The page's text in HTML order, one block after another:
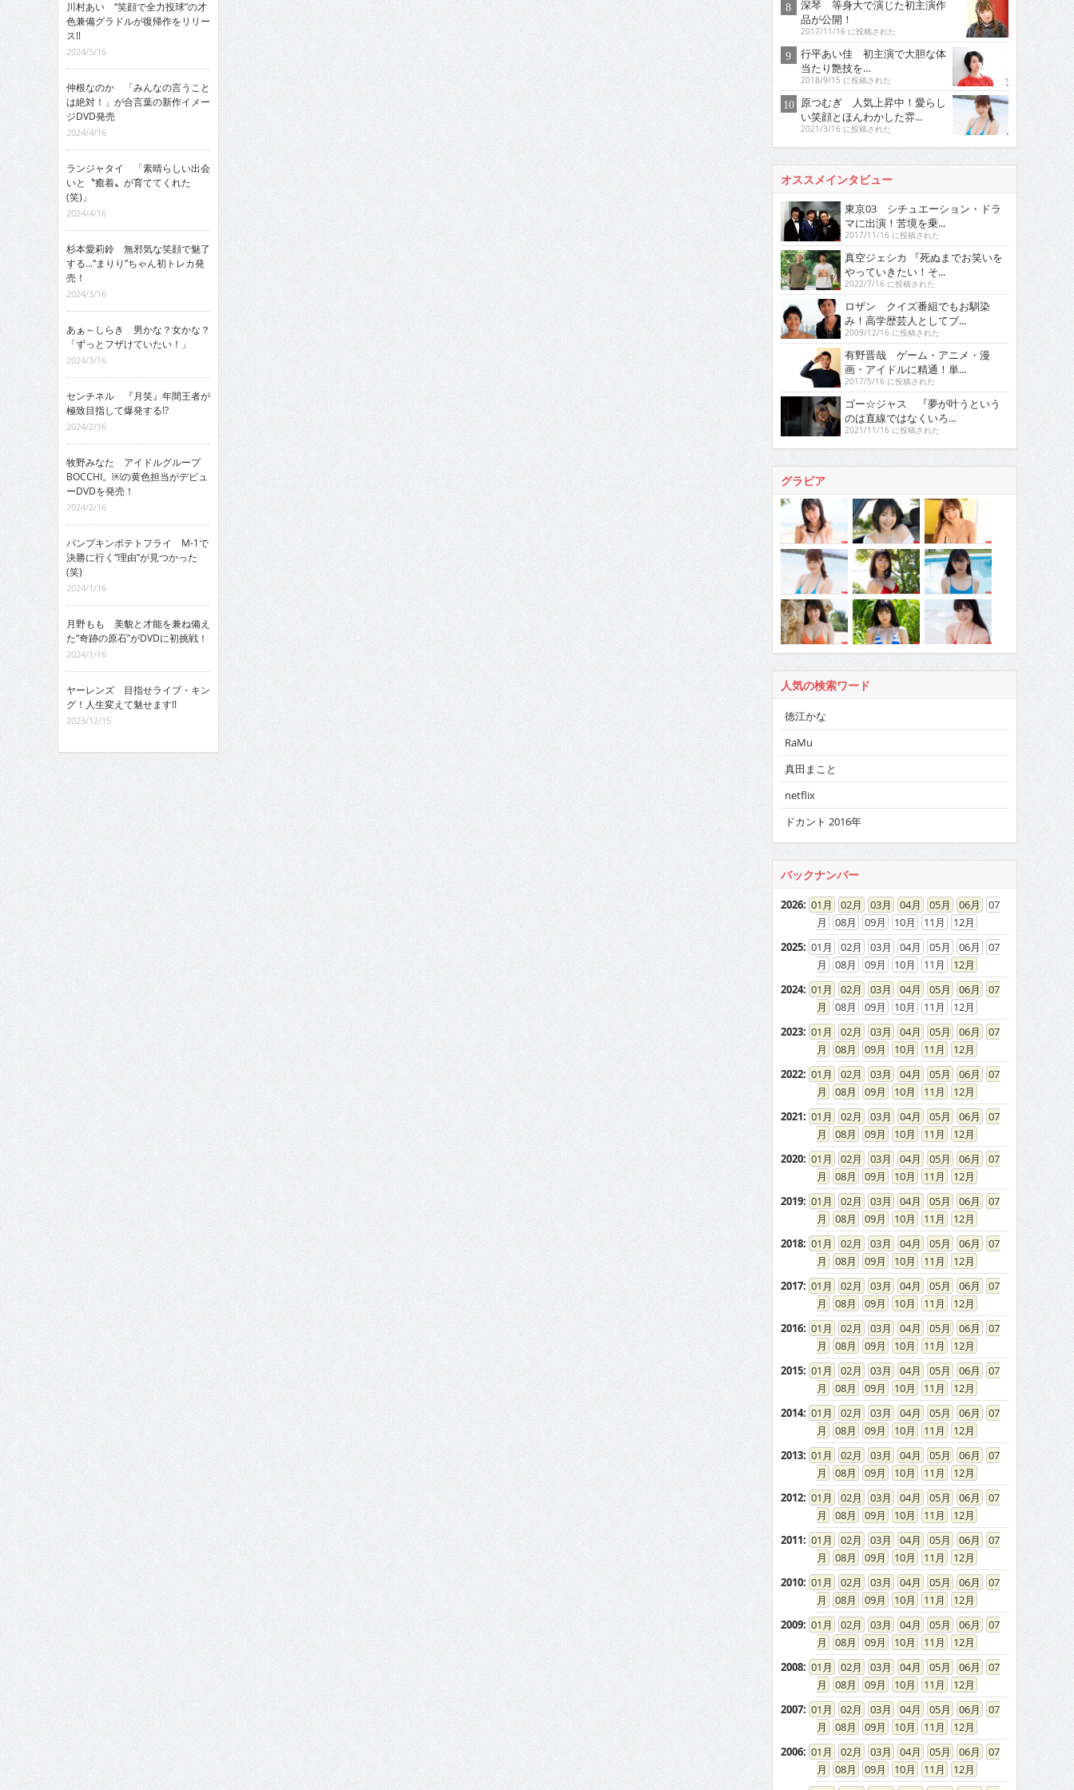
川村あい “笑顔で全力投球”の才
色兼備グラドルが復帰作をリリー
ス!!
2024/5/16
仲根なのか 「みんなの言うこと
は絶対！」が合言葉の新作イメー
ジDVD発売
2024/4/16
ランジャタイ 「素晴らしい出会
いと〝癒着〟が育ててくれた
(笑)」
2024/4/16
杉本愛莉鈴 無邪気な笑顔で魅了
する…“まりり”ちゃん初トレカ発
売！
2024/3/16
あぁ～しらき 男かな？女かな？
「ずっとフザけていたい！」
2024/3/16
センチネル 『月笑』年間王者が
極致目指して爆発する!?
2024/2/16
牧野みなた アイドルグループ
BOCCHI。￼の黄色担当がデビュ
ーDVDを発売！
2024/2/16
パンプキンポテトフライ M-1で
決勝に行く“理由”が見つかった
(笑)
2024/1/16
月野もも 美貌と才能を兼ね備え
た“奇跡の原石”がDVDに初挑戦！
2024/1/16
ヤーレンズ 目指せライブ・キン
グ！人生変えて魅せます!!
2023/12/15
深琴 等身大で演じた初主演作
品が公開！
2017/11/16 に投稿された
行平あい佳 初主演で大胆な体
当たり艶技を…
2018/9/15 に投稿された
原つむぎ 人気上昇中！愛らし
い笑顔とほんわかした雰...
2021/3/16 に投稿された
オススメインタビュー
東京03 シチュエーション・ドラ
マに出演！苦境を乗...
2017/11/16 に投稿された
真空ジェシカ 『死ぬまでお笑いを
やっていきたい！そ...
2022/7/16 に投稿された
ロザン クイズ番組でもお馴染
み！高学歴芸人としてブ...
2009/12/16 に投稿された
有野晋哉 ゲーム・アニメ・漫
画・アイドルに精通！単...
2017/5/16 に投稿された
ゴー☆ジャス 『夢が叶うという
のは直線ではなくいろ...
2021/11/16 に投稿された
グラビア
人気の検索ワード
徳江かな
RaMu
真田まこと
netflix
ドカント 2016年
バックナンバー
2026: 01 02 03 04 05 06
07
08
09 10 11
12
2025: 01 02 03 04 05 06
07
08
09 10 11
12
2024: 01 02 03 04 05 06
07
08
09 10 11
12
2023: 01 02 03 04 05 06
07
08
09 10 11
12
2022: 01 02 03 04 05 06
07
08
09 10 11
12
2021: 01 02 03 04 05 06
07
08
09 10 11
12
2020: 01 02 03 04 05 06
07
08
09 10 11
12
2019: 01 02 03 04 05 06
07
08
09 10 11
12
2018: 01 02 03 04 05 06
07
08
09 10 11
12
2017: 01 02 03 04 05 06
07
08
09 10 11
12
2016: 01 02 03 04 05 06
07
08
09 10 11
12
2015: 01 02 03 04 05 06
07
08
09 10 11
12
2014: 01 02 03 04 05 06
07
08
09 10 11
12
2013: 01 02 03 04 05 06
07
08
09 10 11
12
2012: 01 02 03 04 05 06
07
08
09 10 11
12
2011: 01 02 03 04 05 06
07
08
09 10 11
12
2010: 01 02 03 04 05 06
07
08
09 10 11
12
2009: 01 02 03 04 05 06
07
08
09 10 11
12
2008: 01 02 03 04 05 06
07
08
09 10 11
12
2007: 01 02 03 04 05 06
07
08
09 10 11
12
2006: 01 02 03 04 05 06
07
08
09 10 11
12